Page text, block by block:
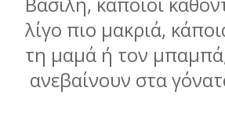
λίγο πιο µακριά,
τη µαµά ή τον
ανεβαίνουν στα